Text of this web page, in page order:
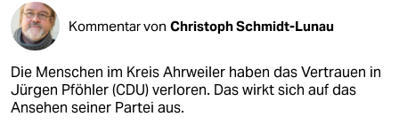
Kommentar von Christoph Schmidt-Lunau
Die Menschen im Kreis Ahrweiler haben das Vertrauen in
Jürgen Pföhler (CDU) verloren. Das wirkt sich auf das
Ansehen seiner Partei aus.